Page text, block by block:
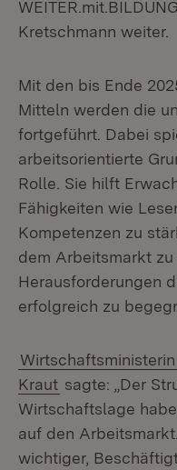
Kretschmann weiter.
Mit den bis Ende
Mitteln werden die
fortgeführt. Dabei
arbeitsorientierte
Rolle. Sie hilft
Fähigkeiten wie
Kompetenzen zu
dem Arbeitsmarkt
Herausforderungen
erfolgreich zu
Kraut sagte: „Der
Wirtschaftslage
auf den
wichtiger,